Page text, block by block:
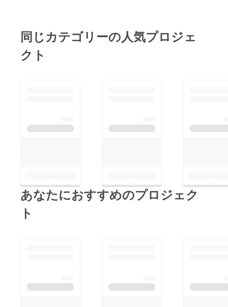
館（こどもの国）料
金：無料（こどもの国
ます。
同じカテゴリーの人気プロジェ
クト
あなたにおすすめのプロジェク
ト